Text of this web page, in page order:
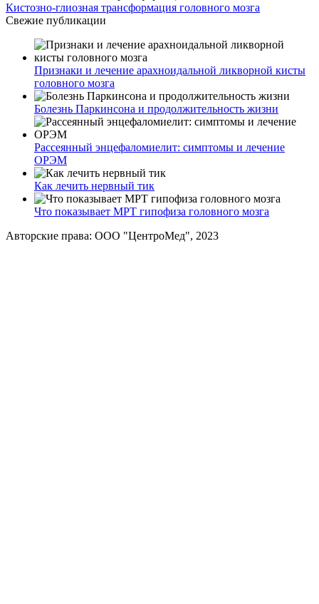
Кистозно-глиозная трансформация головного мозга
Свежие публикации
Признаки и лечение арахноидальной ликворной кисты
головного мозга
Болезнь Паркинсона и продолжительность жизни
Рассеянный энцефаломиелит: симптомы и лечение
ОРЭМ
Как лечить нервный тик
Что показывает МРТ гипофиза головного мозга
Авторские права: ООО "ЦентроМед", 2023